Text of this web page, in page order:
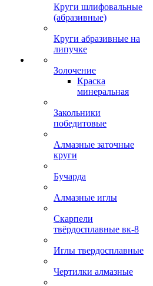
Круги шлифовальные
(абразивные)
Круги абразивные на
липучке
Золочение
Краска
минеральная
Закольники
победитовые
Алмазные заточные
круги
Бучарда
Алмазные иглы
Скарпели
твёрдосплавные вк-8
Иглы твердосплавные
Чертилки алмазные